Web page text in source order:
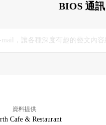
BIOS 通
資料提供
Cafe & Restaurant